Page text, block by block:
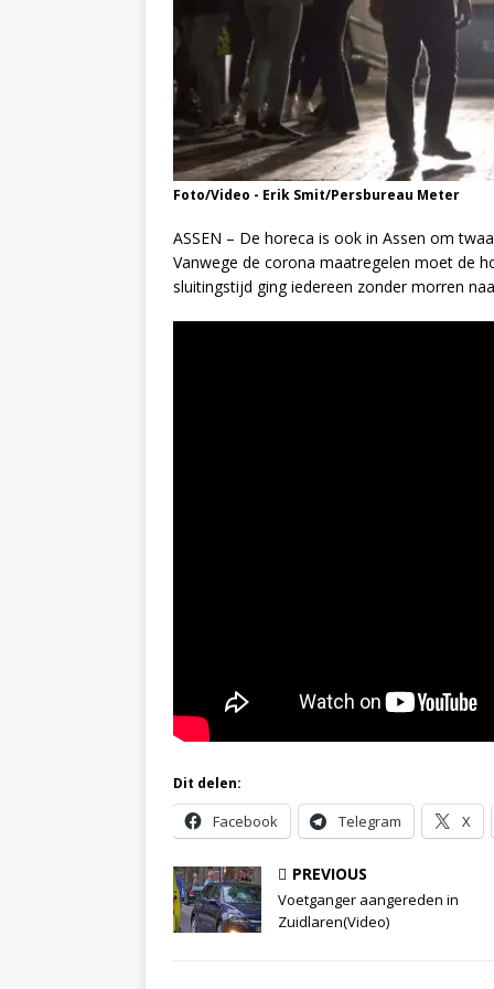
Foto/Video - Erik Smit/Persbureau Meter
ASSEN – De horeca is ook in Assen om
Vanwege de corona maatregelen moet de
sluitingstijd ging iedereen zonder morren
Dit delen:
Facebook Telegram X
PREVIOUS
Voetganger aangereden in
Zuidlaren(Video)